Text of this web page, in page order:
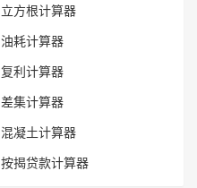
立方根计算器
油耗计算器
复利计算器
差集计算器
混凝土计算器
按揭贷款计算器